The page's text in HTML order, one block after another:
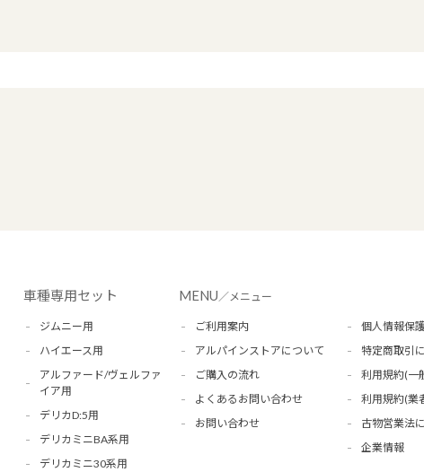
車種専用セット
ジムニー用
ハイエース用
アルファード/ヴェルファ
イア用
デリカD:5用
デリカミニBA系用
デリカミニ30系用
MENU／メニュー
ご利用案内
アルパインストアについて
ご購入の流れ
よくあるお問い合わせ
お問い合わせ
個人情報保
特定商取引
利用規約(一
利用規約(業
古物営業法
企業情報